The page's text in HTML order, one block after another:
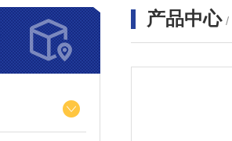
产品中心 /